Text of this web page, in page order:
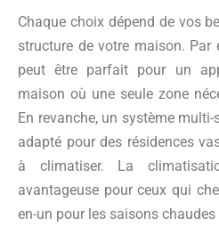
Chaque choix dépend de vos
structure de votre maison. Par
peut être parfait pour un
maison où une seule zone
En revanche, un système
adapté pour des résidences
à climatiser. La
avantageuse pour ceux qui
en-un pour les saisons